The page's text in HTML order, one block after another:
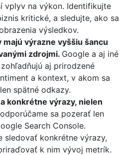
vplyv na výkon. Identifikujte
kritické, a sledujte, ako sa
výsledkov.
výrazne vyššiu šancu
zdrojmi. Google a aj iné
aj prirodzené
a kontext, v akom sa
spätné odkazy.
konkrétne výrazy, nielen
sa pozerať len
Search Console.
sledovať konkrétne výrazy,
k nim vývoj metrík.